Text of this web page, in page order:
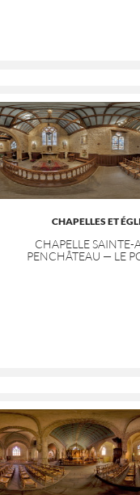
CHAPELLES ET
CHAPELLE SAINTE-
PENCHÂTEAU — LE